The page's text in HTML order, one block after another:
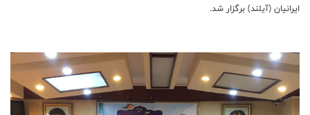
ایرانیان (آیلند) برگزار شد.